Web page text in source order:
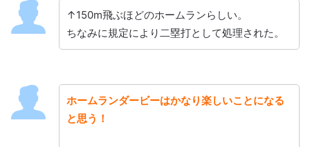
↑150m飛ぶほどのホームランらしい。
ちなみに規定により二塁打として処理された。
ホームランダービーはかなり楽しいことになる
と思う！